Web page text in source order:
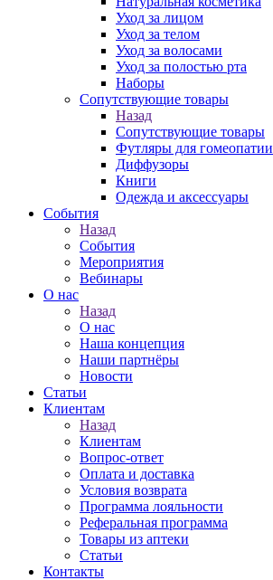
Уход за лицом
Уход за телом
Уход за волосами
Уход за полостью рта
Наборы
Сопутствующие товары
Назад
Сопутствующие товары
Футляры для гомеопатии
Диффузоры
Книги
Одежда и аксессуары
События
Назад
События
Мероприятия
Вебинары
О нас
Назад
О нас
Наша концепция
Наши партнёры
Новости
Статьи
Клиентам
Назад
Клиентам
Вопрос-ответ
Оплата и доставка
Условия возврата
Программа лояльности
Реферальная программа
Товары из аптеки
Статьи
Контакты